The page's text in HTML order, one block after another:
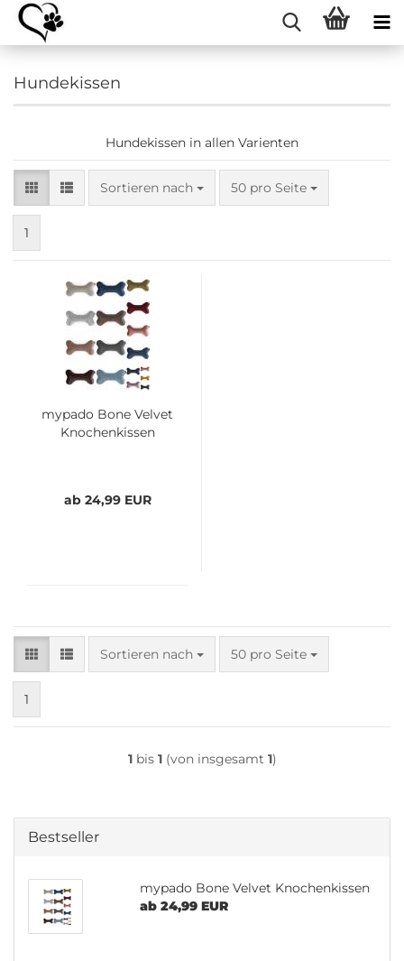
Hundekissen
Hundekissen in allen Varienten
Sortieren nach
Sortieren nach 50 pro Seite
pro Seite
1
mypado Bone Velvet
Knochenkissen
ab 24,99 EUR
Sortieren nach
Sortieren nach 50 pro Seite
pro Seite
1
1bis 1(von insgesamt 1)
Bestseller
mypado Bone Velvet Knochenkissen
ab 24,99 EUR